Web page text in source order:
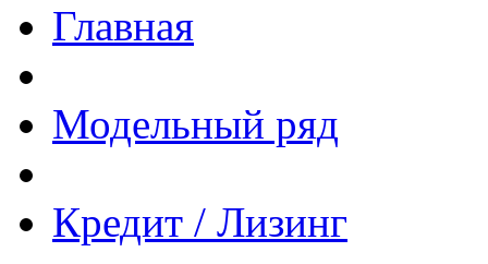
Главная
Модельный ряд
Кредит / Лизинг